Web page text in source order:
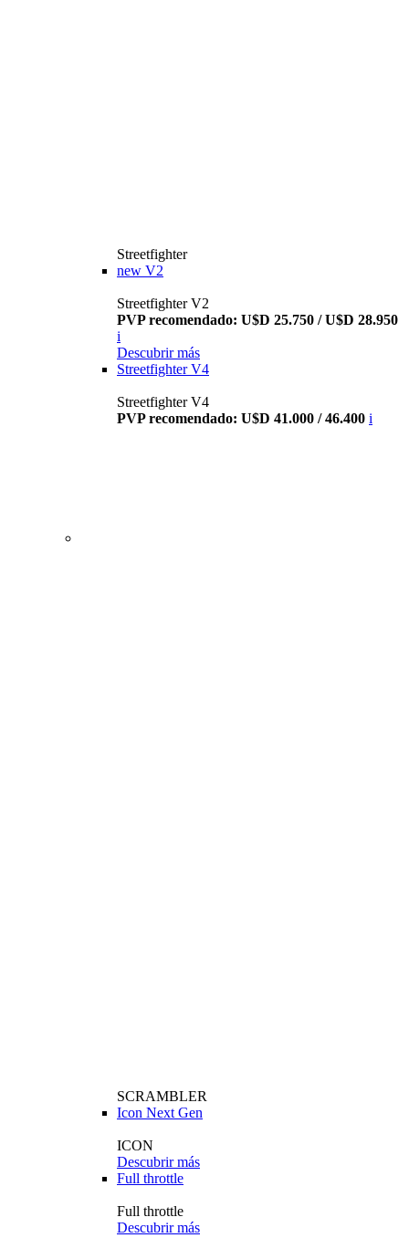
Streetfighter
new V2
Streetfighter V2
PVP recomendado: U$D 25.750 / U$D 28.950
i
Descubrir más
Streetfighter V4
Streetfighter V4
PVP recomendado: U$D 41.000 / 46.400 i
SCRAMBLER
Icon Next Gen
ICON
Descubrir más
Full throttle
Full throttle
Descubrir más